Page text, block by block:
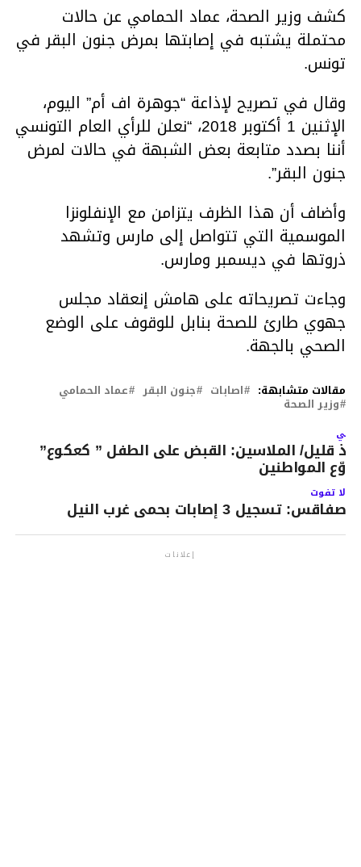
كشف وزير الصحة، عماد الحمامي عن حالات
محتملة يشتبه في إصابتها بمرض جنون البقر في
تونس.
وقال في تصريح لإذاعة “جوهرة اف أم” اليوم،
الإثنين 1 أكتوبر 2018، “نعلن للرأي العام التونسي
أننا بصدد متابعة بعض الشبهة في حالات لمرض
جنون البقر”.
وأضاف أن هذا الظرف يتزامن مع الإنفلونزا
الموسمية التي تتواصل إلى مارس وتشهد
ذروتها في ديسمبر ومارس.
وجاءت تصريحاته على هامش إنعقاد مجلس
جهوي طارئ للصحة بنابل للوقوف على الوضع
الصحي بالجهة.
مقالات متشابهة: اصابات جنون البقر عماد الحمامي
وزير الصحة
قليل/ الملاسين: القبض على الطفل ” كعكوع”
المواطنين
لا تفوت
صفاقس: تسجيل 3 إصابات بحمى غرب النيل
إعلانات